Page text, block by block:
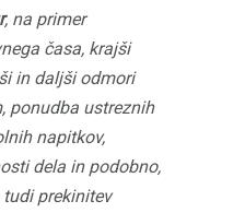
, na primer
časa, krajši
in daljši odmori
ponudba ustreznih
napitkov,
dela in podobno,
prekinitev